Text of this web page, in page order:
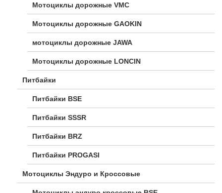
Мотоциклы дорожные VMC
Мотоциклы дорожные GAOKIN
мотоциклы дорожные JAWA
Мотоциклы дорожные LONCIN
Питбайки
Питбайки BSE
Питбайки SSSR
Питбайки BRZ
Питбайки PROGASI
Мотоциклы Эндуро и Кроссовые